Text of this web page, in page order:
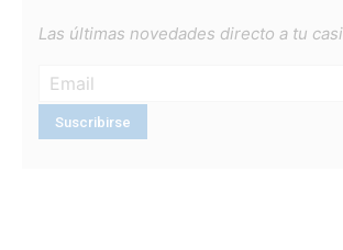
Las últimas novedades directo a tu